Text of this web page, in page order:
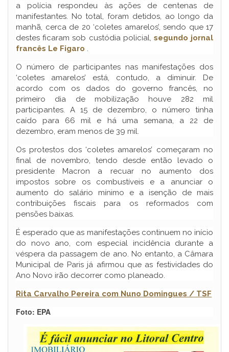
a polícia respondeu às ações de centenas de
manifestantes. No total, foram detidos, ao longo da
manhã, cerca de 20 ‘coletes amarelos’, sendo que 17
destes ficaram sob custódia policial, segundo jornal
francês Le Figaro .
O número de participantes nas manifestações dos
‘coletes amarelos’ está, contudo, a diminuir. De
acordo com os dados do governo francês, no
primeiro dia de mobilização houve 282 mil
participantes. A 15 de dezembro, o número tinha
caído para 66 mil e há uma semana, a 22 de
dezembro, eram menos de 39 mil.
Os protestos dos ‘coletes amarelos’ começaram no
final de novembro, tendo desde então levado o
presidente Macron a recuar no aumento dos
impostos sobre os combustíveis e a anunciar o
aumento do salário mínimo e a isenção de mais
contribuições fiscais para os reformados com
pensões baixas.
É esperado que as manifestações continuem no início
do novo ano, com especial incidência durante a
véspera da passagem de ano. No entanto, a Câmara
Municipal de Paris já afirmou que as festividades do
Ano Novo irão decorrer como planeado.
Rita Carvalho Pereira com Nuno Domingues / TSF
Foto: EPA